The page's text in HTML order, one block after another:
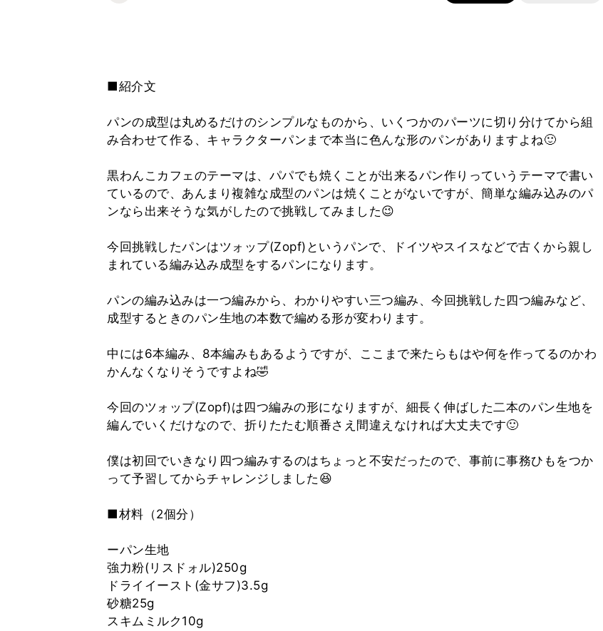
■紹介文
パンの成型は丸めるだけのシンプルなものから、いくつかのパーツに切り分けてから組
み合わせて作る、キャラクターパンまで本当に色んな形のパンがありますよね🙂
黒わんこカフェのテーマは、パパでも焼くことが出来るパン作りっていうテーマで書い
ているので、あんまり複雑な成型のパンは焼くことがないですが、簡単な編み込みのパ
ンなら出来そうな気がしたので挑戦してみました😉
今回挑戦したパンはツォップ(Zopf)というパンで、ドイツやスイスなどで古くから親し
まれている編み込み成型をするパンになります。
パンの編み込みは一つ編みから、わかりやすい三つ編み、今回挑戦した四つ編みなど、
成型するときのパン生地の本数で編める形が変わります。
中には6本編み、8本編みもあるようですが、ここまで来たらもはや何を作ってるのかわ
かんなくなりそうですよね🤣
今回のツォップ(Zopf)は四つ編みの形になりますが、細長く伸ばした二本のパン生地を
編んでいくだけなので、折りたたむ順番さえ間違えなければ大丈夫です🙂
僕は初回でいきなり四つ編みするのはちょっと不安だったので、事前に事務ひもをつか
って予習してからチャレンジしました😆
■材料（2個分）
ーパン生地
強力粉(リスドォル)250g
ドライイースト(金サフ)3.5g
砂糖25g
スキムミルク10g